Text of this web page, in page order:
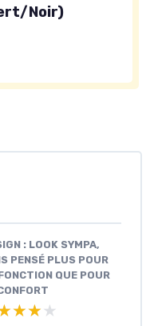
Noir)
: LOOK SYMPA,
PENSÉ PLUS POUR
QUE POUR